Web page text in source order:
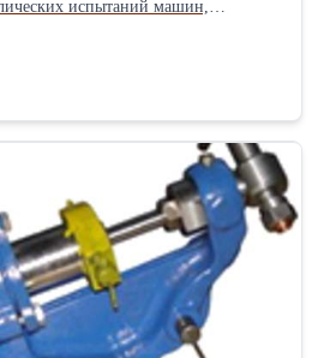
испытаний машин,
вторая ступень), атм 1/200
л 0,175 Подача за
кгс 20
и присоединительные размеры.